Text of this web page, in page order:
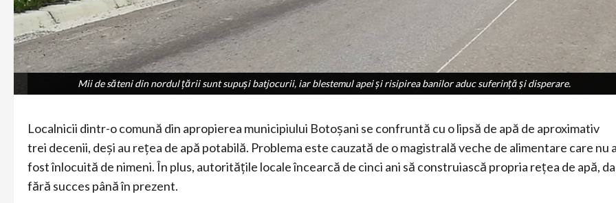
Mii de săteni din nordul țării sunt supuși batjocurii, iar blestemul apei și risipirea banilor aduc suferință și disperare.
Mii de săteni din nordul țării sunt supuși batjocurii, iar blestemul apei și risipirea banilor aduc suferință și disperare.
Localnicii dintr-o comună din apropierea municipiului Botoșani se confruntă cu o lipsă de apă de aproximativ
trei decenii, deși au rețea de apă potabilă. Problema este cauzată de o magistrală veche de alimentare care nu
fost înlocuită de nimeni. În plus, autoritățile locale încearcă de cinci ani să construiască propria rețea de apă,
fără succes până în prezent.